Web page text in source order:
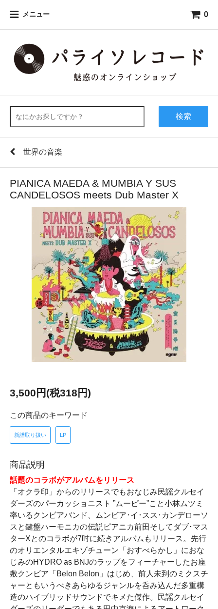
メニュー 0
検索
世界の音楽
PIANICA MAEDA & MUMBIA Y SUS
CANDELOSOS meets Dub Master X
3,500円(税318円)
この商品のキーワード
新譜取り扱い LP
商品説明
話題のコラボがアルバムをリリース
「オクラ印」からのリリースでもおなじみ民謡クルセイ
ダーズのパーカッショニスト ”ムーピー”こと小林ムツミ
率いるクンビアバンド、ムンビア･イ･スス･カンデローソ
スと鍵盤ハーモニカの伝説ピアニカ前田そしてダブ･マス
ターXとのコラボが7吋に続きアルバムもリリース。先行
のオリエンタルエキゾチューン「おすべらかし」におな
じみのHYDRO as BNJのラップをフィーチャーしたお座
敷クンビア「Belon Belon」はじめ、前人未到のミクスチ
ャーともいうべきあらゆるジャンルを呑み込んだ多重構
造のハイブリッドサウンドでキメた傑作。民謡クルセイ